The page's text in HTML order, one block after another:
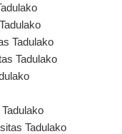
Tadulako
Tadulako
Tadulako